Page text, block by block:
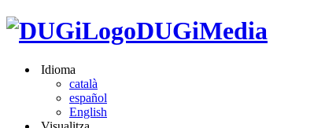
DUGiMedia
Idioma
català
español
English